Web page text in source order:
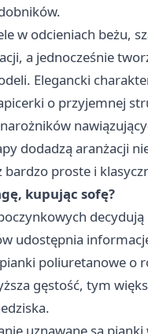
w odcieniach beżu,
a jednocześnie
Elegancki
o przyjemnej
dodadzą aranżacji
proste i
kupując sofę?
udostępnia
poliuretanowe
gęstość, tym
uznawane są